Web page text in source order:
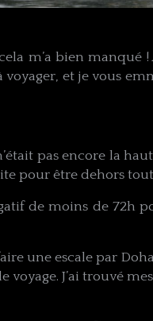
m’a bien manqué
et je vous
pas encore la
pour être dehors
de moins de 72h
une escale par
J’ai trouvé